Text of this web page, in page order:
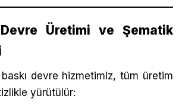
Devre Üretimi ve Şematik
baskı devre hizmetimiz, tüm üretim
yürütülür: